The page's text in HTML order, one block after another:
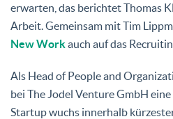
erwarten, das berichtet Thomas
Arbeit. Gemeinsam mit Tim
New Workauch auf das
Als Head of People and
bei The Jodel Venture GmbH
Startup wuchs innerhalb